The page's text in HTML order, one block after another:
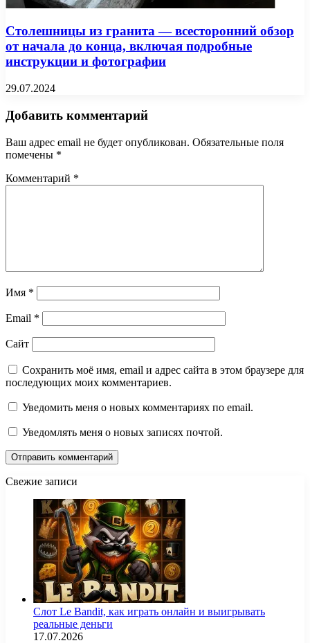
Столешницы из гранита — всесторонний обзор
от начала до конца, включая подробные
инструкции и фотографии
29.07.2024
Добавить комментарий
Ваш адрес email не будет опубликован. Обязательные поля
помечены *
Комментарий *
Имя *
Email *
Сайт
Сохранить моё имя, email и адрес сайта в этом браузере для
последующих моих комментариев.
Уведомить меня о новых комментариях по email.
Уведомлять меня о новых записях почтой.
Свежие записи
Слот Le Bandit, как играть онлайн и выигрывать
реальные деньги
17.07.2026